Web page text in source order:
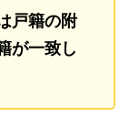
戸籍の附
が一致し